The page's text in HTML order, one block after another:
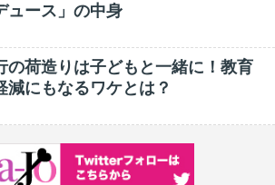
ュース」の中身
の荷造りは子どもと一緒に！教育
減にもなるワケとは？